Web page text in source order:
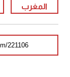
المغرب